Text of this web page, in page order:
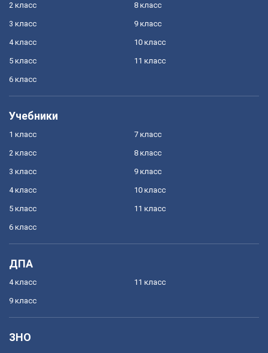
2 класс
3 класс
4 класс
5 класс
6 класс
8 класс
9 класс
10 класс
11 класс
Учебники
1 класс
2 класс
3 класс
4 класс
5 класс
6 класс
7 класс
8 класс
9 класс
10 класс
11 класс
ДПА
4 класс
9 класс
11 класс
ЗНО